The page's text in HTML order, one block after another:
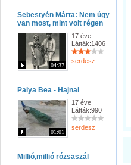
Sebestyén Márta: Nem úgy
van most, mint volt régen
04:37
17 éve
Látták:1406
serdesz
Palya Bea - Hajnal
01:01
17 éve
Látták:990
serdesz
Millió,millió rózsaszál